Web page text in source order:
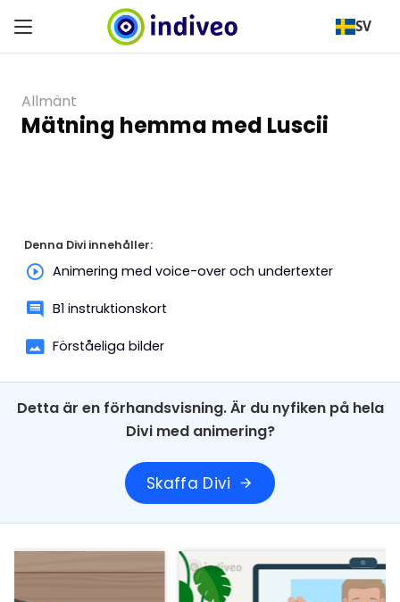
SV
Allmänt
Mätning hemma med Luscii
Denna Divi innehåller:
Animering med voice-over och undertexter
B1 instruktionskort
Förståeliga bilder
Detta är en förhandsvisning. Är du nyfiken på hela
Divi med animering?
Skaffa Divi arrow_forward